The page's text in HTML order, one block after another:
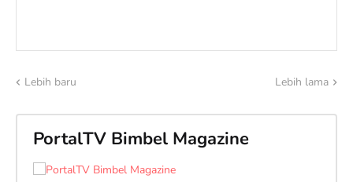
Lebih baru Lebih lama
PortalTV Bimbel Magazine